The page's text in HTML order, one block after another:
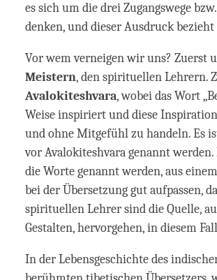
es sich um die drei Zugangswege
denken, und dieser Ausdruck
Vor wem verneigen wir uns? Zuerst
Meistern, den spirituellen Lehrern.
Avalokiteshvara, wobei das Wort
Weise inspiriert und diese
und ohne Mitgefühl zu handeln. Es
vor Avalokiteshvara genannt
die Worte genannt werden, aus
bei der Übersetzung gut aufpassen,
spirituellen Lehrer sind die Quelle,
Gestalten, hervorgehen, in diesem
In der Lebensgeschichte des